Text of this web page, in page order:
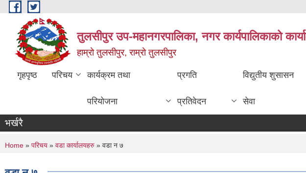
Skip to main content
तुलसीपुर उप-महानगरपालिका, नगर कार्यपालिकाको
हाम्रो तुलसीपुर, राम्रो तुलसीपुर
गृहपृष्ठ परिचय कार्यक्रम तथा
परियोजना
प्रगति
प्रतिवेदन
विद्युतीय शुसासन
सेवा
भर्खरै
You are here
Home » परिचय » वडा कार्यालयहरु » वडा न ७